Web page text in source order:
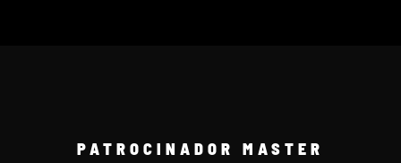
PATROCINADOR MASTER